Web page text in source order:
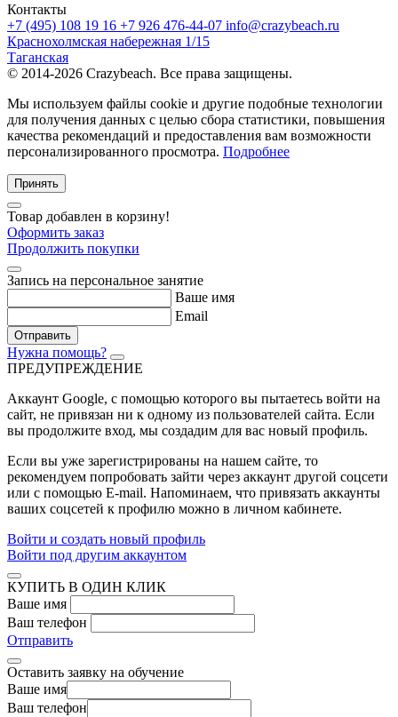
Контакты
+7 (495) 108 19 16 +7 926 476-44-07 info@crazybeach.ru
Краснохолмская набережная 1/15
Таганская
© 2014-2026 Crazybeach. Все права защищены.
Мы используем файлы cookie и другие подобные технологии
для получения данных с целью сбора статистики, повышения
качества рекомендаций и предоставления вам возможности
персонализированного просмотра. Подробнее
Принять
Товар добавлен в корзину!
Оформить заказ
Продолжить покупки
Запись на персональное занятие
Ваше имя
Email
Отправить
Нужна помощь?
ПРЕДУПРЕЖДЕНИЕ
Аккаунт Google, с помощью которого вы пытаетесь войти на
сайт, не привязан ни к одному из пользователей сайта. Если
вы продолжите вход, мы создадим для вас новый профиль.
Если вы уже зарегистрированы на нашем сайте, то
рекомендуем попробовать зайти через аккаунт другой соцсети
или с помощью E-mail. Напоминаем, что привязать аккаунты
ваших соцсетей к профилю можно в личном кабинете.
Войти и создать новый профиль
Войти под другим аккаунтом
КУПИТЬ В ОДИН КЛИК
Ваше имя
Ваш телефон
Отправить
Оставить заявку на обучение
Ваше имя
Ваш телефон